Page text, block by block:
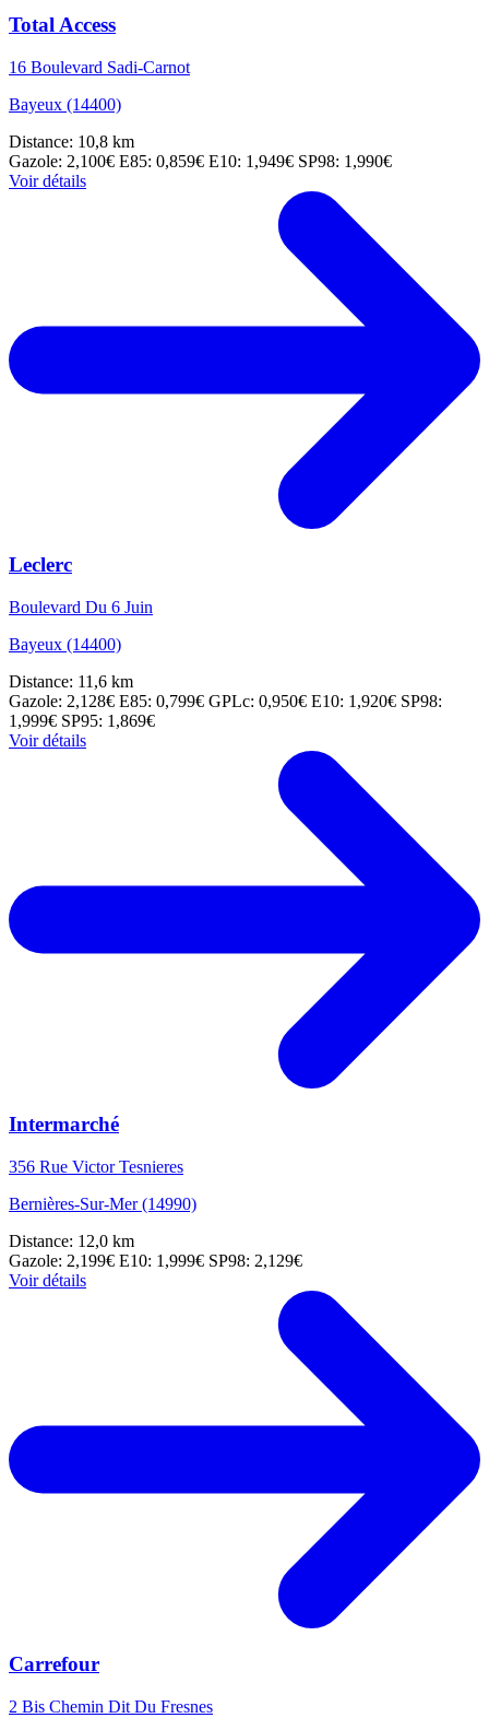
Total Access
16 Boulevard Sadi-Carnot
Bayeux (14400)
Distance: 10,8 km
Gazole: 2,100€ E85: 0,859€ E10: 1,949€ SP98: 1,990€
Voir détails
Leclerc
Boulevard Du 6 Juin
Bayeux (14400)
Distance: 11,6 km
Gazole: 2,128€ E85: 0,799€ GPLc: 0,950€ E10: 1,920€ SP98:
1,999€ SP95: 1,869€
Voir détails
Intermarché
356 Rue Victor Tesnieres
Bernières-Sur-Mer (14990)
Distance: 12,0 km
Gazole: 2,199€ E10: 1,999€ SP98: 2,129€
Voir détails
Carrefour
2 Bis Chemin Dit Du Fresnes